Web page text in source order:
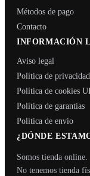
Métodos de pago
Contacto
INFORMACIÓN
Aviso legal
Política de privacidad
Política de cookies
Política de garantías
Política de envío
¿DÓNDE
Somos tienda online.
No tenemos tienda